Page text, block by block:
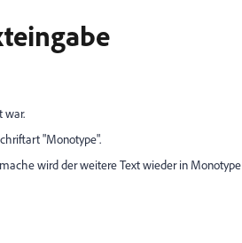
war.
"Monotype".
wird der weitere Text wieder in Monotype